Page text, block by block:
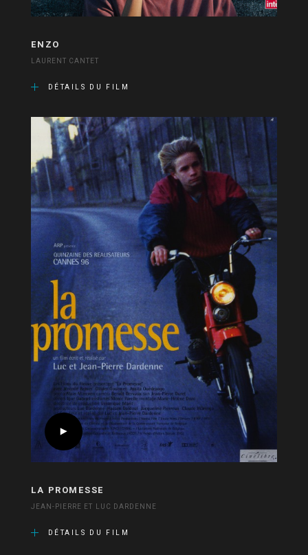
ENZO
LAURENT CANTET
DÉTAILS DU FILM
LA PROMESSE
JEAN-PIERRE ET LUC DARDENNE
DÉTAILS DU FILM